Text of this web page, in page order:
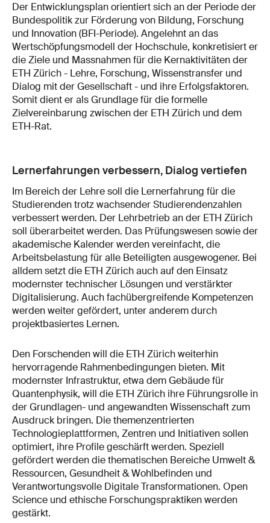
Der Entwicklungsplan orientiert sich an der Periode der
Bundespolitik zur Förderung von Bildung, Forschung
und Innovation (BFI-Periode). Angelehnt an das
Wertschöpfungsmodell der Hochschule, konkretisiert er
die Ziele und Massnahmen für die Kernaktivitäten der
ETH Zürich - Lehre, Forschung, Wissenstransfer und
Dialog mit der Gesellschaft - und ihre Erfolgsfaktoren.
Somit dient er als Grundlage für die formelle
Zielvereinbarung zwischen der ETH Zürich und dem
ETH-Rat.
Lernerfahrungen verbessern, Dialog vertiefen
Im Bereich der Lehre soll die Lernerfahrung für die
Studierenden trotz wachsender Studierendenzahlen
verbessert werden. Der Lehrbetrieb an der ETH Zürich
soll überarbeitet werden. Das Prüfungswesen sowie der
akademische Kalender werden vereinfacht, die
Arbeitsbelastung für alle Beteiligten ausgewogener. Bei
alldem setzt die ETH Zürich auch auf den Einsatz
modernster technischer Lösungen und verstärkter
Digitalisierung. Auch fachübergreifende Kompetenzen
werden weiter gefördert, unter anderem durch
projektbasiertes Lernen.
Den Forschenden will die ETH Zürich weiterhin
hervorragende Rahmenbedingungen bieten. Mit
modernster Infrastruktur, etwa dem Gebäude für
Quantenphysik, will die ETH Zürich ihre Führungsrolle in
der Grundlagen- und angewandten Wissenschaft zum
Ausdruck bringen. Die themenzentrierten
Technologieplattformen, Zentren und Initiativen sollen
optimiert, ihre Profile geschärft werden. Speziell
gefördert werden die thematischen Bereiche Umwelt &
Ressourcen, Gesundheit & Wohlbefinden und
Verantwortungsvolle Digitale Transformationen. Open
Science und ethische Forschungspraktiken werden
gestärkt.